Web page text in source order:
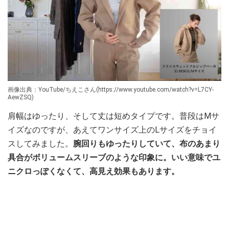
画像出典：YouTube/ちえこさん(https://www.youtube.com/watch?v=L7CY-
AewZSQ)
肩幅はゆったり、そして丈は短めタイプです。普段はMサ
イズなのですが、あえてワンサイズ上のLサイズをチョイ
スしてみました。 腕回りもゆったりしていて、布のあまり
具合がボリュームスリーブのような印象に。いい意味でユ
ニクロっぽくなくて、高見え効果もあります。